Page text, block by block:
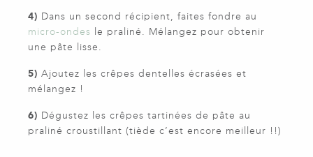
4) Dans un second récipient, faites fondre au
micro-ondes
le praliné. Mélangez pour obtenir
une pâte lisse.
5) Ajoutez les crêpes dentelles écrasées et
mélangez !
6) Dégustez les crêpes tartinées de pâte au
praliné croustillant (tiède c’est encore meilleur !!)